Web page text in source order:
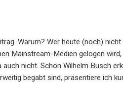
Warum? Wer heute (noch) nicht
Mainstream-Medien gelogen
nicht. Schon Wilhelm Busch
begabt sind, präsentiere ich